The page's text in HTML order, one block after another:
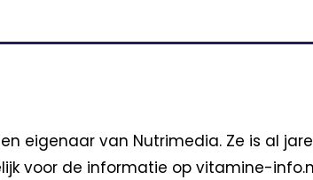
eigenaar van Nutrimedia. Ze is al
voor de informatie op vitamine-